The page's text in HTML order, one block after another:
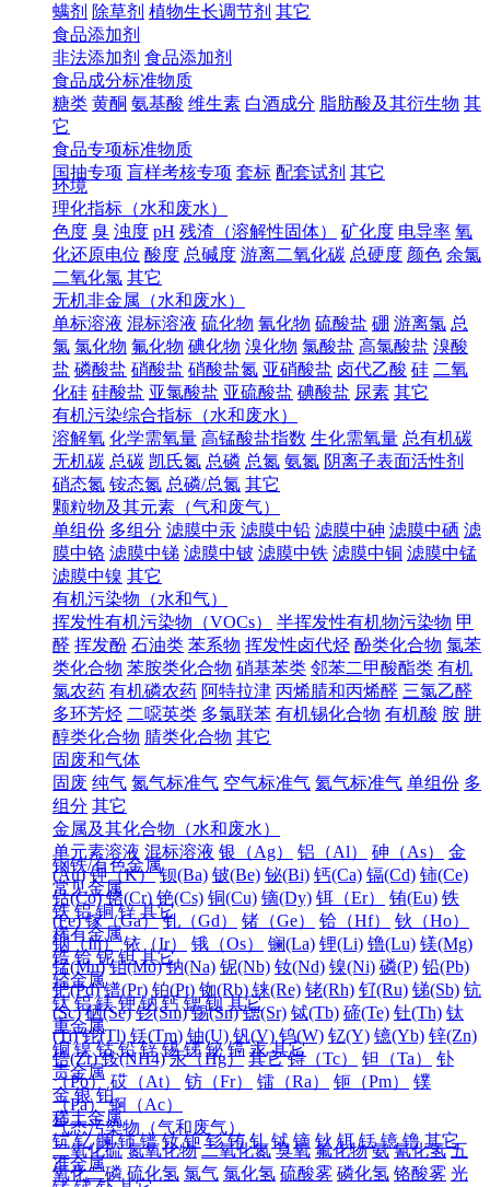
螨剂 除草剂 植物生长调节剂 其它
食品添加剂
非法添加剂 食品添加剂
食品成分标准物质
糖类 黄酮 氨基酸 维生素 白酒成分 脂肪酸及其衍生物 其
它
食品专项标准物质
国抽专项 盲样考核专项 套标 配套试剂 其它
环境
理化指标（水和废水）
色度 臭 浊度 pH 残渣（溶解性固体） 矿化度 电导率 氧
化还原电位 酸度 总碱度 游离二氧化碳 总硬度 颜色 余氯
二氧化氯 其它
无机非金属（水和废水）
单标溶液 混标溶液 硫化物 氰化物 硫酸盐 硼 游离氯 总
氯 氯化物 氟化物 碘化物 溴化物 氯酸盐 高氯酸盐 溴酸
盐 磷酸盐 硝酸盐 硝酸盐氮 亚硝酸盐 卤代乙酸 硅 二氧
化硅 硅酸盐 亚氯酸盐 亚硫酸盐 碘酸盐 尿素 其它
有机污染综合指标（水和废水）
溶解氧 化学需氧量 高锰酸盐指数 生化需氧量 总有机碳
无机碳 总碳 凯氏氮 总磷 总氮 氨氮 阴离子表面活性剂
硝态氮 铵态氮 总磷/总氮 其它
颗粒物及其元素（气和废气）
单组份 多组分 滤膜中汞 滤膜中铅 滤膜中砷 滤膜中硒 滤
膜中铬 滤膜中锑 滤膜中铍 滤膜中铁 滤膜中铜 滤膜中锰
滤膜中镍 其它
有机污染物（水和气）
挥发性有机污染物（VOCs）
半挥发性有机物污染物 甲
醛 挥发酚 石油类 苯系物 挥发性卤代烃 酚类化合物 氯苯
类化合物 苯胺类化合物 硝基苯类 邻苯二甲酸酯类 有机
氯农药 有机磷农药 阿特拉津 丙烯腈和丙烯醛 三氯乙醛
多环芳烃 二噁英类 多氯联苯 有机锡化合物 有机酸 胺 肼
醇类化合物 腈类化合物 其它
固废和气体
固废 纯气 氮气标准气 空气标准气 氦气标准气 单组份 多
组分 其它
金属及其化合物（水和废水）
单元素溶液 混标溶液 银（Ag） 铝（Al） 砷（As）
金
(Au) 钾（K） 钡(Ba) 铍(Be) 铋(Bi) 钙(Ca) 镉(Cd) 铈(Ce)
钴(Co) 铬(Cr) 铯(Cs) 铜(Cu) 镝(Dy) 铒（Er） 铕(Eu) 铁
(Fe) 镓（Ga） 钆（Gd） 锗（Ge） 铪（Hf）
钬（Ho）
铟（In） 铱（Ir） 锇（Os） 镧(La) 锂(Li) 镥(Lu) 镁(Mg)
锰(Mn) 钼(Mo) 钠(Na) 铌(Nb) 钕(Nd) 镍(Ni) 磷(P) 铅(Pb)
钯(Pd) 镨(Pr) 铂(Pt) 铷(Rb) 铼(Re) 铑(Rh) 钌(Ru) 锑(Sb) 钪
(Sc) 硒(Se) 钐(Sm) 锡(Sn) 锶(Sr) 铽(Tb) 碲(Te) 钍(Th) 钛
(Ti) 铊(Tl) 铥(Tm) 铀(U) 钒(V) 钨(W) 钇(Y) 镱(Yb) 锌(Zn)
锆(Zr) 铵(NH4) 汞（Hg） 其它 锝（Tc） 钽（Ta）
钋
（Po） 砹（At） 钫（Fr） 镭（Ra） 钷（Pm）
镤
（Pa） 锕（Ac）
气态污染物（气和废气）
二氧化硫 氮氧化物 二氧化氮 臭氧 氟化物 氨 氰化氢 五
氧化二磷 硫化氢 氯气 氯化氢 硫酸雾 磷化氢 铬酸雾 光
钢铁/有色金属
常见金属
铁 铝 铜 锌 其它
稀有金属
锆 铪 铌 钽 其它
轻金属
钛 铝 镁 钾 钠 钙 锶 钡 其它
重金属
铜 镍 钴 铅 锌 锡 锑 铋 镉 汞 其它
贵金属
金 银 铂
稀土金属
钪 钇 镧 铈 镨 钕 钷 钐 铕 钆 铽 镝 钬 铒 铥 镱 镥 其它
准金属